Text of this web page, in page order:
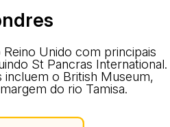
Unido com principais
St Pancras International.
incluem o British Museum,
do rio Tamisa.